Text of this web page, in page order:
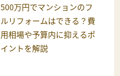
500万円でマンションのフ
ルリフォームはできる？費
用相場や予算内に抑えるポ
イントを解説